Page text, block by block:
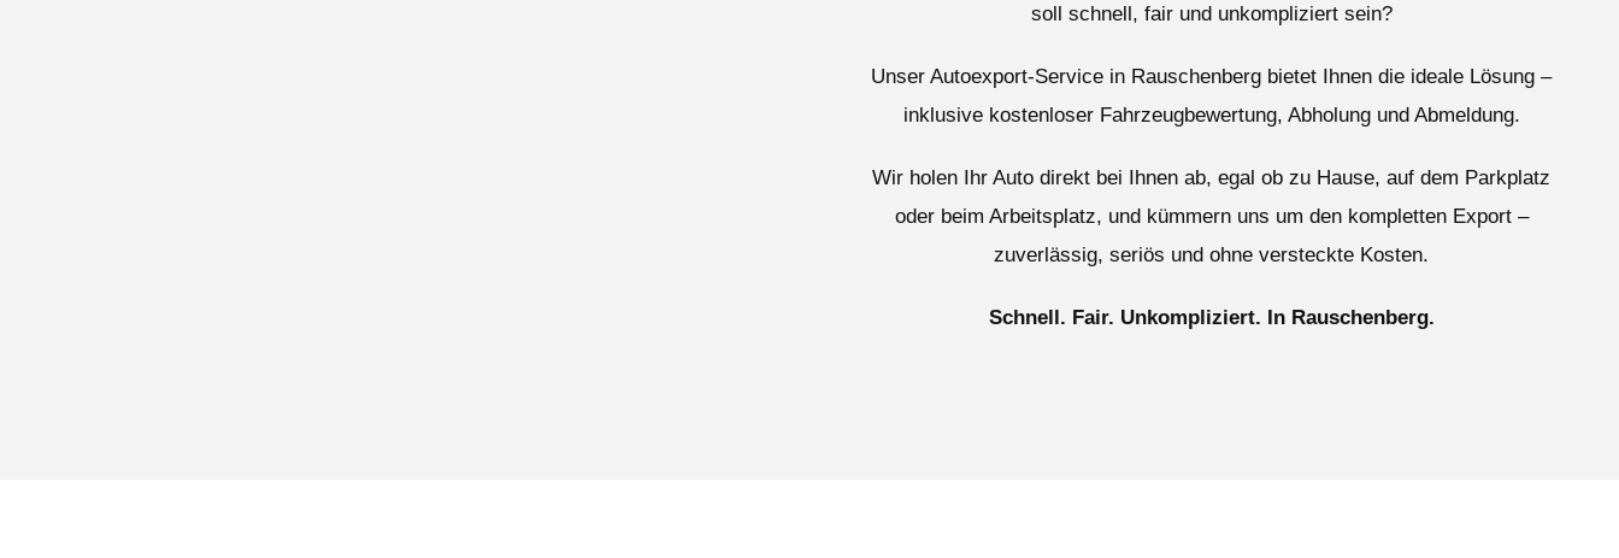
soll schnell, fair und unkompliziert sein?
Unser Autoexport-Service in Rauschenberg bietet Ihnen die ideale Lösung –
inklusive kostenloser Fahrzeugbewertung, Abholung und Abmeldung.
Wir holen Ihr Auto direkt bei Ihnen ab, egal ob zu Hause, auf dem Parkplatz
oder beim Arbeitsplatz, und kümmern uns um den kompletten Export –
zuverlässig, seriös und ohne versteckte Kosten.
Schnell. Fair. Unkompliziert. In Rauschenberg.